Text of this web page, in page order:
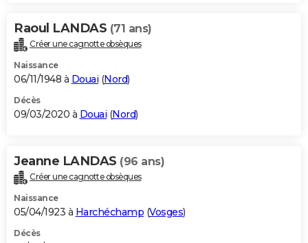
Raoul LANDAS (71 ans)
Créer une cagnotte obsèques
Naissance
06/11/1948 à Douai (Nord)
Décès
09/03/2020 à Douai (Nord)
Jeanne LANDAS (96 ans)
Créer une cagnotte obsèques
Naissance
05/04/1923 à Harchéchamp (Vosges)
Décès